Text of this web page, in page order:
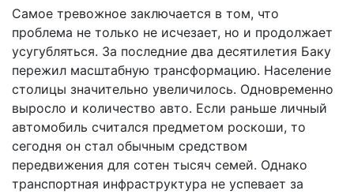
Самое тревожное заключается в том, что
проблема не только не исчезает, но и продолжает
усугубляться. За последние два десятилетия Баку
пережил масштабную трансформацию. Население
столицы значительно увеличилось. Одновременно
выросло и количество авто. Если раньше личный
автомобиль считался предметом роскоши, то
сегодня он стал обычным средством
передвижения для сотен тысяч семей. Однако
транспортная инфраструктура не успевает за